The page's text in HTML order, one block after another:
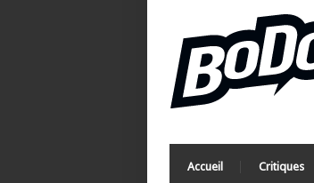
Accueil Critiques